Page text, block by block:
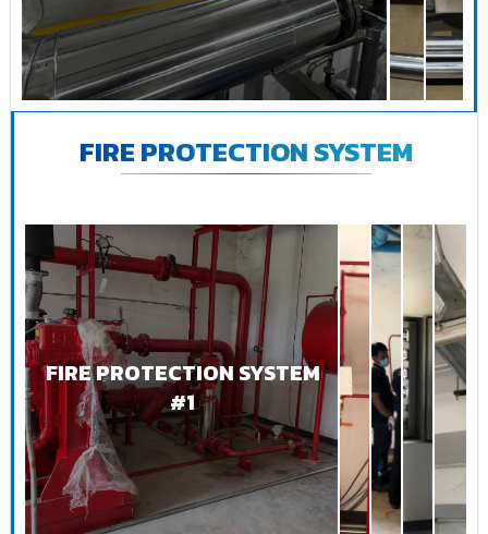
FIRE PROTECTION SYSTEM
FIRE PROTECTION SYSTEM
#1